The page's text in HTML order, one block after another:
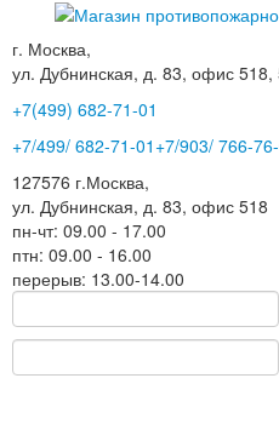
г. Москва,
ул. Дубнинская, д. 83, офис 518,
+7(499) 682-71-01
+7/499/ 682-71-01 +7/903/ 766-
127576 г.Москва,
ул. Дубнинская, д. 83, офис 518
пн-чт: 09.00 - 17.00
птн: 09.00 - 16.00
перерыв: 13.00-14.00